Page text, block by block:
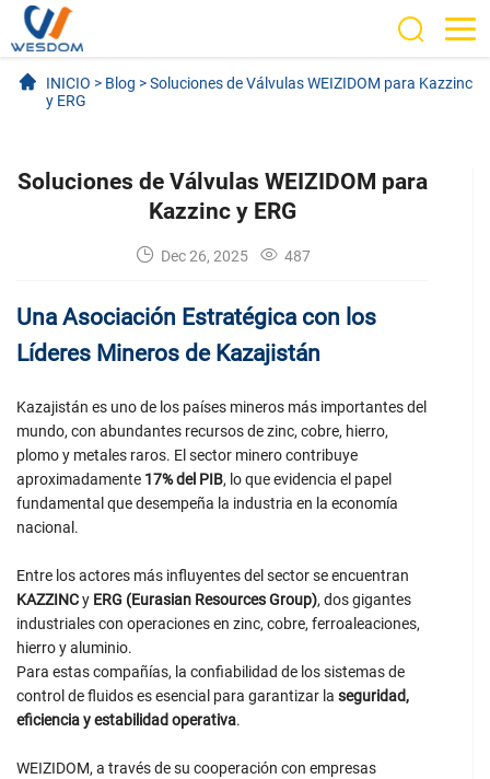
INICIO > Blog >Soluciones de Válvulas WEIZIDOM para Kazzinc
y ERG
Soluciones de Válvulas WEIZIDOM para
Kazzinc y ERG
Dec 26, 2025 487
Una Asociación Estratégica con los
Líderes Mineros de Kazajistán
Kazajistán es uno de los países mineros más importantes del
mundo, con abundantes recursos de zinc, cobre, hierro,
plomo y metales raros. El sector minero contribuye
aproximadamente 17% del PIB, lo que evidencia el papel
fundamental que desempeña la industria en la economía
nacional.
Entre los actores más influyentes del sector se encuentran
KAZZINCy ERG (Eurasian Resources Group), dos gigantes
industriales con operaciones en zinc, cobre, ferroaleaciones,
hierro y aluminio.
Para estas compañías, la confiabilidad de los sistemas de
control de fluidos es esencial para garantizar la seguridad,
eficiencia y estabilidad operativa.
WEIZIDOM, a través de su cooperación con empresas